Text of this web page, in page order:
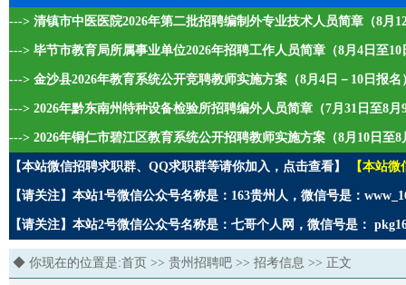
---> 清镇市中医医院2026年第二批招聘编制外专业技术人员简章（8月
---> 毕节市教育局所属事业单位2026年招聘工作人员简章（8月4日至10
---> 金沙县2026年教育系统公开竞聘教师实施方案（8月4日－10日报名
---> 2026年黔东南州特种设备检验所招聘编外人员简章（7月31日至8月
---> 2026年铜仁市碧江区教育系统公开招聘教师实施方案（8月10日至8
【本站微信招聘求职群、QQ求职群等请你加入，点击查看】 【本站
【请关注】本站1号微信公众号名称是：163贵州人，微信号是：
【请关注】本站2号微信公众号名称是：七哥个人网，微信号是：
◆ 你现在的位置是:首页 >> 贵州招聘吧 >> 招考信息 >> 正文